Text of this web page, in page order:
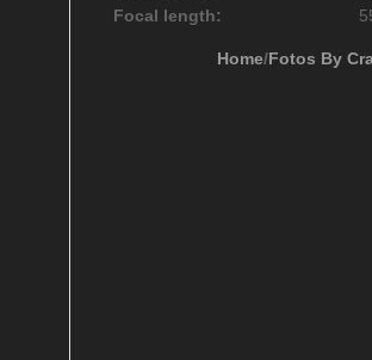
Focal length:
Home/Fotos By